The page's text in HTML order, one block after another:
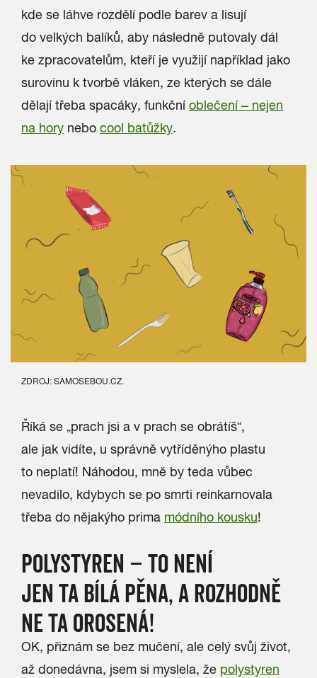
kde se láhve rozdělí podle barev a lisují
do velkých balíků, aby následně putovaly dál
ke zpracovatelům, kteří je využijí například jako
surovinu k tvorbě vláken, ze kterých se dále
dělají třeba spacáky, funkční oblečení – nejen
na hory nebo cool batůžky.
ZDROJ: SAMOSEBOU.CZ.
Říká se „prach jsi a v prach se obrátíš“,
ale jak vidíte, u správně vytříděnýho plastu
to neplatí! Náhodou, mně by teda vůbec
nevadilo, kdybych se po smrti reinkarnovala
třeba do nějakýho prima módního kousku!
POLYSTYREN – TO NENÍ
JEN TA BÍLÁ PĚNA, A ROZHODNĚ
NE TA OROSENÁ!
OK, přiznám se bez mučení, ale celý svůj život,
až donedávna, jsem si myslela, že polystyren